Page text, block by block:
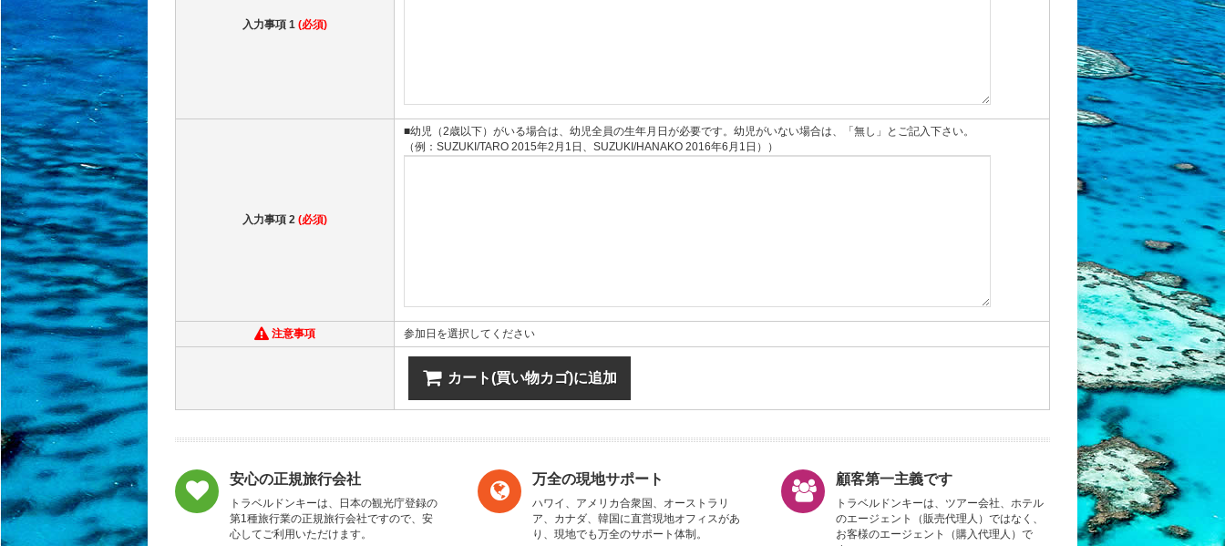
入力事項 1 (必須)
入力事項 2 (必須)
■幼児（2歳以下）がいる場合は、幼児全員の生年月日が必要です。幼児がいない場合は、「無し」とご記入下さい。
（例：SUZUKI/TARO 2015年2月1日、SUZUKI/HANAKO 2016年6月1日））
注意事項 参加日を選択してください
カート(買い物カゴ)に追加
安心の正規旅行会社
トラベルドンキーは、日本の観光庁登録の
第1種旅行業の正規旅行会社ですので、安
心してご利用いただけます。
万全の現地サポート
ハワイ、アメリカ合衆国、オーストラリ
ア、カナダ、韓国に直営現地オフィスがあ
り、現地でも万全のサポート体制。
顧客第一主義です
トラベルドンキーは、ツアー会社、ホテル
のエージェント（販売代理人）ではなく、
お客様のエージェント（購入代理人）で